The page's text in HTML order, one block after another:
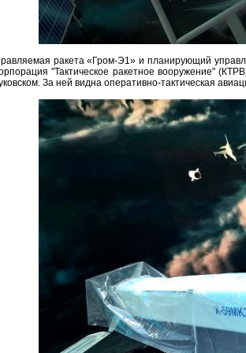
ракета «Гром-Э1» и планирующий
"Тактическое ракетное вооружение"
За ней видна оперативно-тактическая